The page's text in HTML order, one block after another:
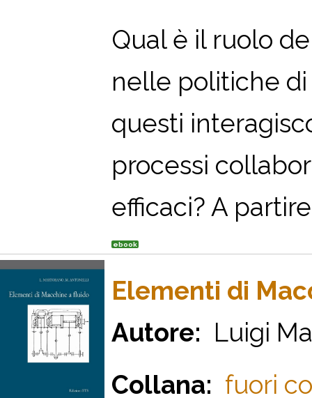
Qual è il ruolo
nelle politiche
questi
processi
efficaci? A
ebook
Elementi di
Autore: Luigi
Collana: fuori